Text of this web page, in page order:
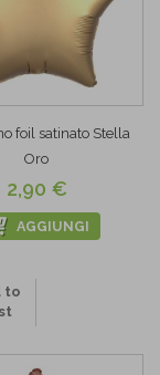
foil satinato Stella
Oro
2,90 €
AGGIUNGI
to